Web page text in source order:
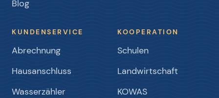
Blog
KUNDENSERVICE
Abrechnung
Hausanschluss
Wasserzähler
KOOPERATION
Schulen
Landwirtschaft
KOWAS